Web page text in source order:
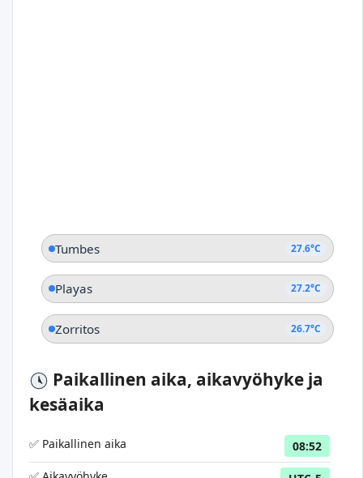
Tumbes 27.6°C
Playas 27.2°C
Zorritos 26.7°C
Paikallinen aika, aikavyöhyke ja
kesäaika
✅ Paikallinen aika
08:52